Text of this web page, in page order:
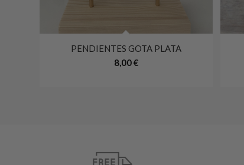
PENDIENTES GOTA PLATA
8,00€